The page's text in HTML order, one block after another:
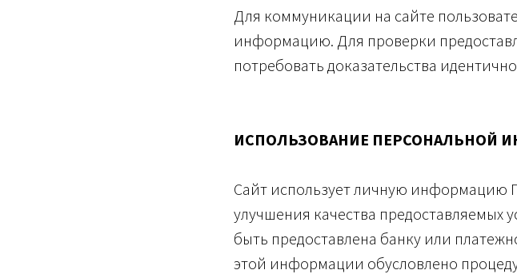
Для коммуникации на сайте
информацию. Для проверки
потребовать доказательства
ИСПОЛЬЗОВАНИЕ ПЕРСОНАЛЬНОЙ
Сайт использует личную информацию
улучшения качества
быть предоставлена банку или
этой информации обусловлено